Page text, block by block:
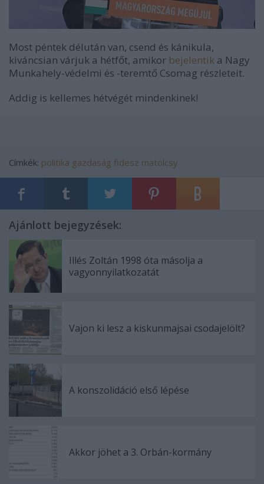
Most péntek délután van, csend és kánikula,
kiváncsian várjuk a hétfőt, amikor bejelentik a Nagy
Munkahely-védelmi és -teremtő Csomag részleteit.
Addig is kellemes hétvégét mindenkinek!
Címkék: politika gazdaság fidesz matolcsy
Ajánlott bejegyzések:
Illés Zoltán 1998 óta másolja a
vagyonnyilatkozatát
Vajon ki lesz a kiskunmajsai csodajelölt?
A konszolidáció első lépése
Akkor jöhet a 3. Orbán-kormány